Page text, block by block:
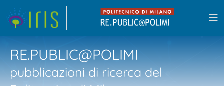
RE.PUBLIC@POLIMI
pubblicazioni di ricerca del